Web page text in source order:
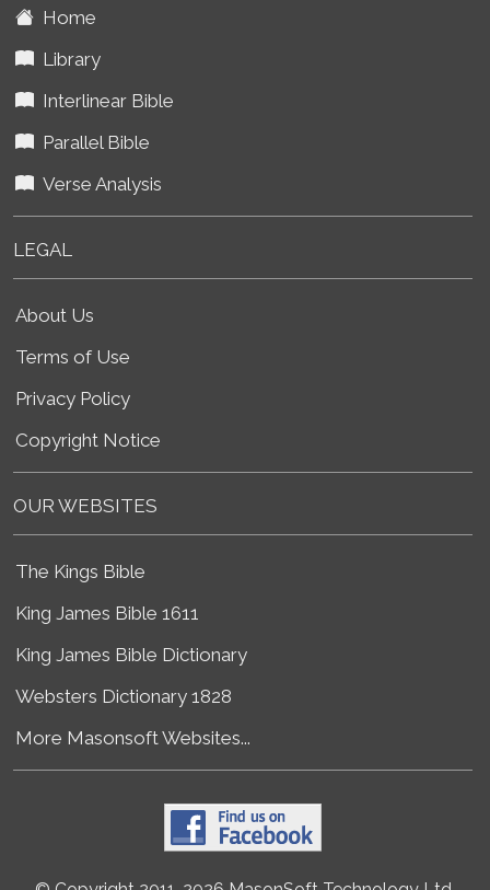
Home
Library
Interlinear Bible
Parallel Bible
Verse Analysis
LEGAL
About Us
Terms of Use
Privacy Policy
Copyright Notice
OUR WEBSITES
The Kings Bible
King James Bible 1611
King James Bible Dictionary
Websters Dictionary 1828
More Masonsoft Websites...